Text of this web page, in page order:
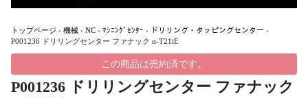
トップページ › 機械 › NC › ﾏｼﾆﾝｸﾞｾﾝﾀｰ › ドリリング・タッピングセンター ›
P001236 ドリリングセンター ファナック α-T21iE
この商品は売約済です。
P001236 ドリリングセンター ファナック